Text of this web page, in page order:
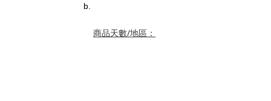
商品天數/地區：